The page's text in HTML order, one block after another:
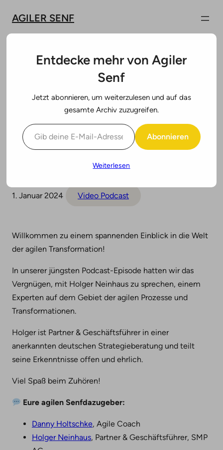
Inhalt
springen
AGILER SENF
#42: Holger Neinhaus
— Agile
Transformationen aus
Beratersicht
1. Januar 2024 Video Podcast
Willkommen zu einem spannenden Einblick in die Welt
der agilen Transformation!
In unserer jüngsten Podcast-Episode hatten wir das
Vergnügen, mit Holger Neinhaus zu sprechen, einem
Experten auf dem Gebiet der agilen Prozesse und
Transformationen.
Holger ist Partner & Geschäftsführer in einer
anerkannten deutschen Strategieberatung und teilt
seine Erkenntnisse offen und ehrlich.
Viel Spaß beim Zuhören!
Eure agilen Senfdazugeber:
Danny Holtschke, Agile Coach
Holger Neinhaus, Partner & Geschäftsführer, SMP
Entdecke mehr von Agiler
Senf
Jetzt abonnieren, um weiterzulesen und auf das
gesamte Archiv zuzugreifen.
Gib deine E-Mail-Adresse ein ...
Abonnieren
Weiterlesen